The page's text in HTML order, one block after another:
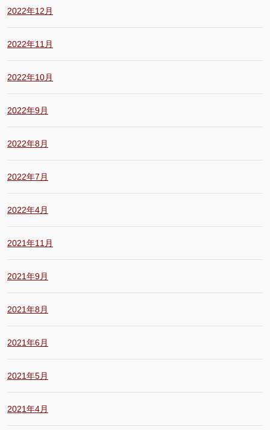
2022年12月
2022年11月
2022年10月
2022年9月
2022年8月
2022年7月
2022年4月
2021年11月
2021年9月
2021年8月
2021年6月
2021年5月
2021年4月